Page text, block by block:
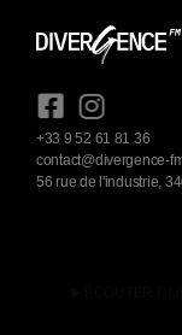
+33 9 52 61 81 36
contact@divergence-
56 rue de l'industrie,